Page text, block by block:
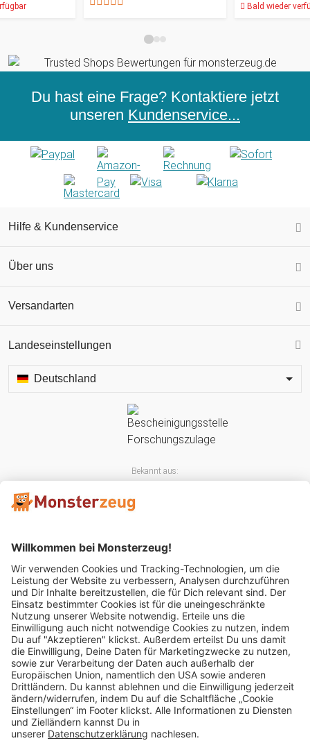
Bald wieder
Du hast eine Frage? Kontaktiere jetzt
unseren Kundenservice...
Hilfe & Kundenservice
Über uns
Versandarten
Landeseinstellungen
Deutschland
Bekannt aus:
Mitglied im:
Impressum AGB Widerrufsbelehrung